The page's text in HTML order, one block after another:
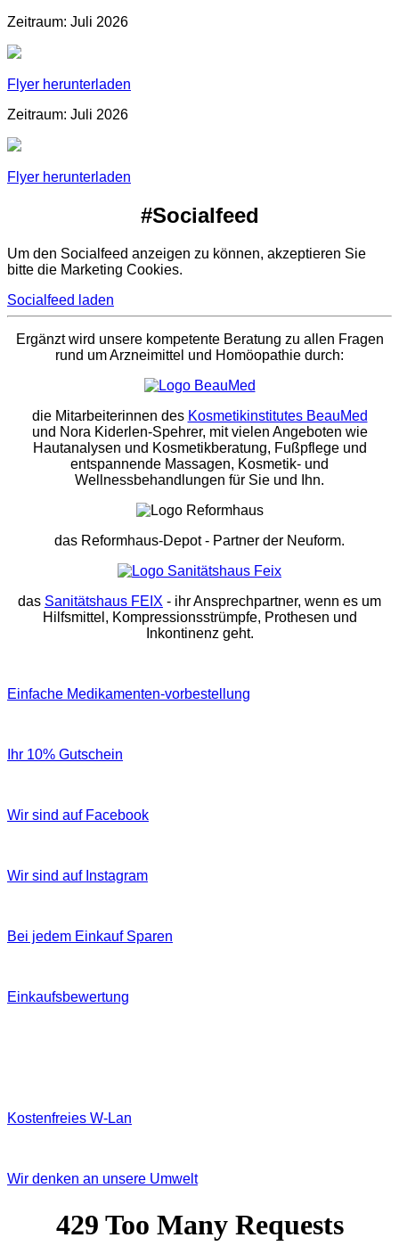
Zeitraum: Juli 2026
Flyer herunterladen
Zeitraum: Juli 2026
Flyer herunterladen
#Socialfeed
Um den Socialfeed anzeigen zu können, akzeptieren Sie
bitte die Marketing Cookies.
Socialfeed laden
Ergänzt wird unsere kompetente Beratung zu allen Fragen
rund um Arzneimittel und Homöopathie durch:
die Mitarbeiterinnen des Kosmetikinstitutes BeauMed
und Nora Kiderlen-Spehrer, mit vielen Angeboten wie
Hautanalysen und Kosmetikberatung, Fußpflege und
entspannende Massagen, Kosmetik- und
Wellnessbehandlungen für Sie und Ihn.
das Reformhaus-Depot- Partner der Neuform.
das Sanitätshaus FEIX - ihr Ansprechpartner, wenn es um
Hilfsmittel, Kompressionsstrümpfe, Prothesen und
Inkontinenz geht.
Einfache Medikamenten-vorbestellung
Ihr 10% Gutschein
Wir sind auf Facebook
Wir sind auf Instagram
Bei jedem Einkauf Sparen
Einkaufsbewertung
Kostenfreies W‐Lan
Wir denken an unsere Umwelt